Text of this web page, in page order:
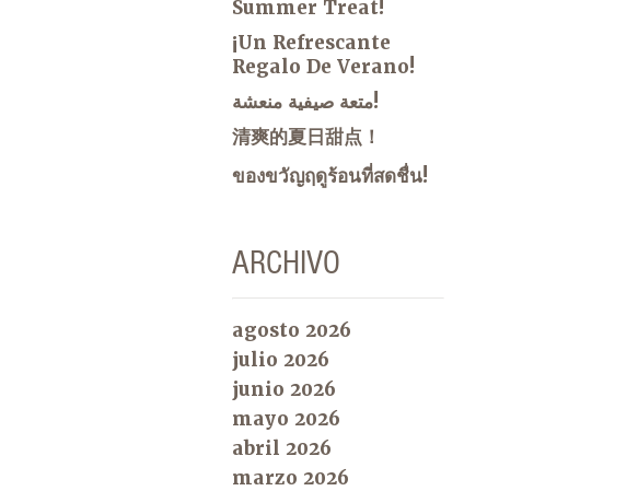
Summer Treat!
¡Un Refrescante
Regalo De Verano!
متعة صيفية منعشة!
清爽的夏日甜点！
ของขวัญฤดูร้อนที่สดชื่น!
ARCHIVO
agosto 2026
julio 2026
junio 2026
mayo 2026
abril 2026
marzo 2026